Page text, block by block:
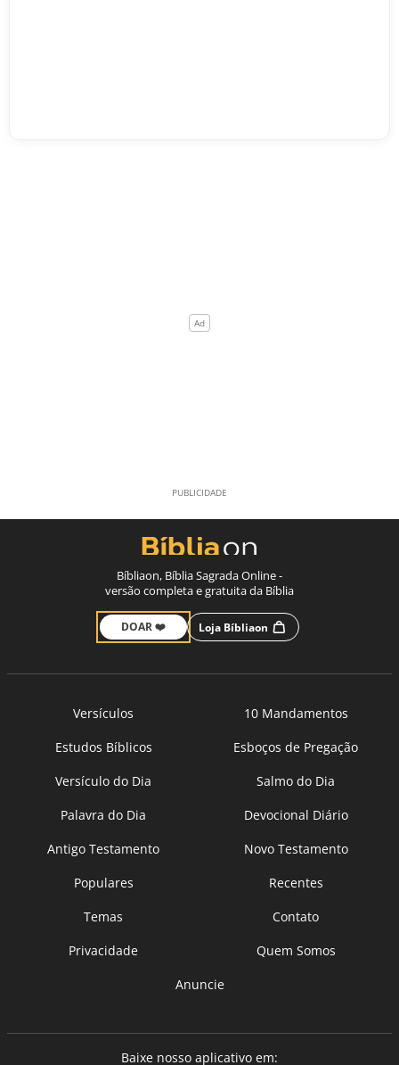
Bíbliaon, Bíblia Sagrada Online -
versão completa e gratuita da Bíblia
DOAR ❤️ Loja Bíbliaon
Versículos
10 Mandamentos
Estudos Bíblicos
Esboços de Pregação
Versículo do Dia
Salmo do Dia
Palavra do Dia
Devocional Diário
Antigo Testamento
Novo Testamento
Populares
Recentes
Temas
Contato
Privacidade
Quem Somos
Anuncie
Baixe nosso aplicativo em: